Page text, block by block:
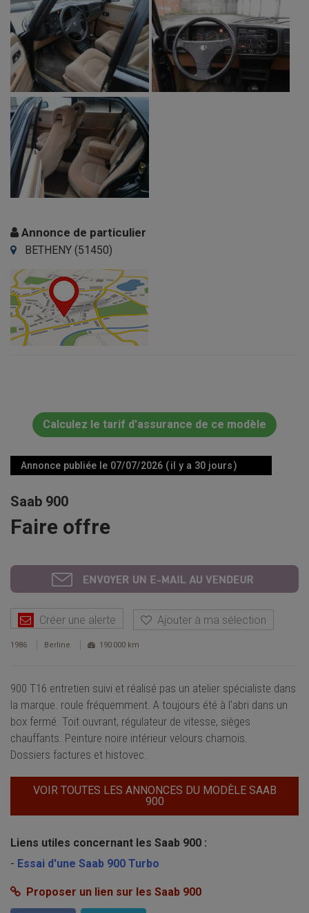
Annonce de particulier
BETHENY (51450)
Calculez le tarif d'assurance de ce modèle
Annonce publiée le 07/07/2026 ( il y a 30 jours )
Saab 900
Faire offre
Créer une alerte Ajouter à ma sélection
1986 Berline 190 000 km
900 T16 entretien suivi et réalisé pas un atelier spécialiste dans
la marque. roule fréquemment. A toujours été à l'abri dans un
box fermé. Toit ouvrant, régulateur de vitesse, sièges
chauffants. Peinture noire intérieur velours chamois.
Dossiers factures et histovec.
VOIR TOUTES LES ANNONCES DU MODÈLE SAAB
900
Liens utiles concernant les Saab 900 :
- Essai d'une Saab 900 Turbo
Proposer un lien sur les Saab 900